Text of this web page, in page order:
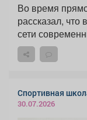
Во время
рассказал, что
сети
Спортивная
30.07.2026